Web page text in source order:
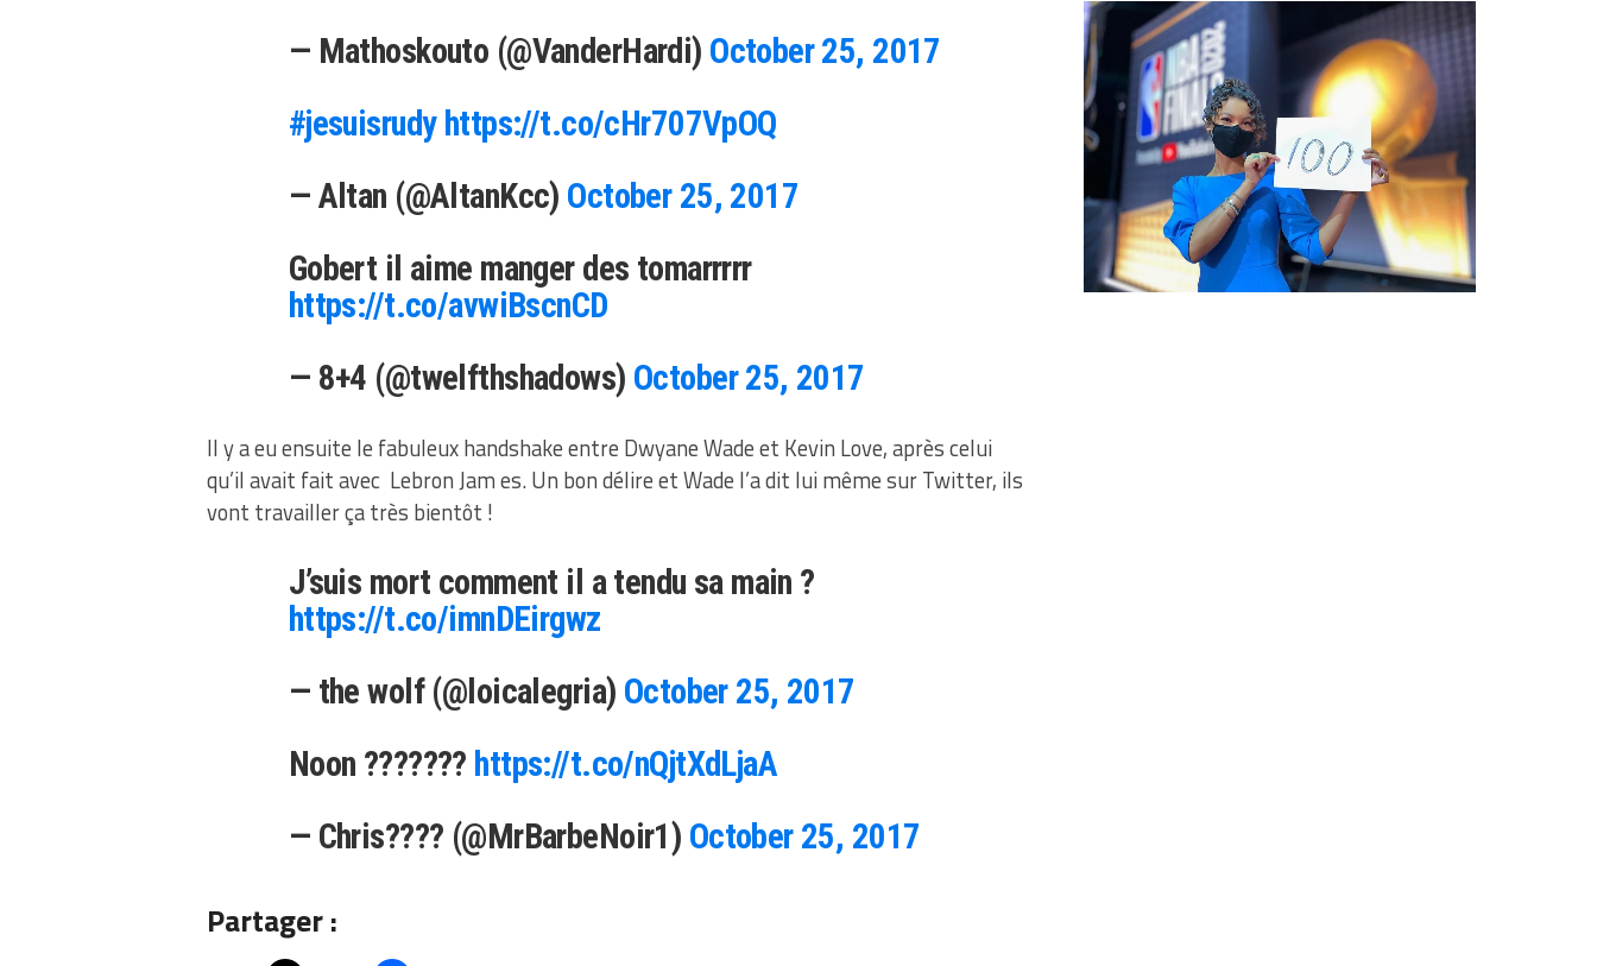
— Mathoskouto (@VanderHardi) October 25, 2017
#jesuisrudy https://t.co/cHr707VpOQ
— Altan (@AltanKcc) October 25, 2017
Gobert il aime manger des tomarrrrr
https://t.co/avwiBscnCD
— 8+4 (@twelfthshadows) October 25, 2017
Il y a eu ensuite le fabuleux handshake entre Dwyane Wade et Kevin Love, après celui
qu’il avait fait avec Lebron Jam es. Un bon délire et Wade l’a dit lui même sur Twitter, ils
vont travailler ça très bientôt !
J’suis mort comment il a tendu sa main ?
https://t.co/imnDEirgwz
— the wolf (@loicalegria) October 25, 2017
Noon ??????? https://t.co/nQjtXdLjaA
— Chris???? (@MrBarbeNoir1) October 25, 2017
Partager :